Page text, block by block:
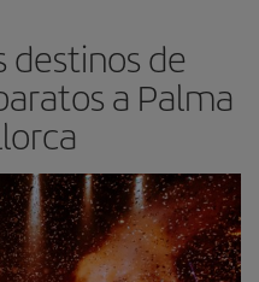
destinos de
a Palma